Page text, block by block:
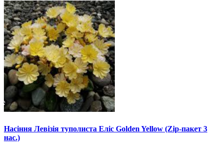
Насіння Левізія туполиста Еліс Golden Yellow (Zip-пакет 3
нас.)